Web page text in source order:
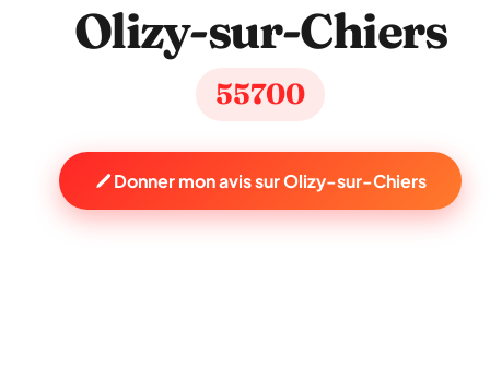
Olizy-sur-Chiers
55700
Donner mon avis sur Olizy-sur-Chiers